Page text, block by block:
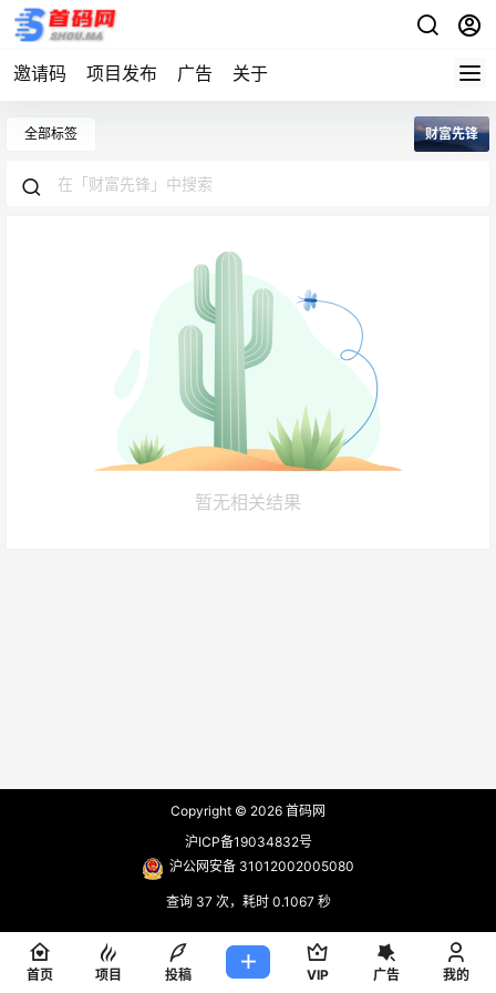
邀请码 项目发布 广告 关于
全部标签 财富先锋
暂无相关结果
Copyright © 2026 首码网
沪ICP备19034832号
沪公网安备 31012002005080
查询 37 次，耗时 0.1067 秒
首页 项目 投稿 VIP 广告 我的